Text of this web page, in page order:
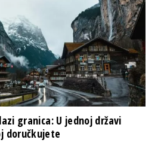
granica: U jednoj državi
doručkujete